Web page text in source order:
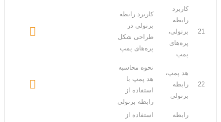
21
کاربرد
رابطه
برنولی،
پره‌های
پمپ
کاربرد رابطه
برنولی در
طراحی شکل
پره‌های پمپ

22
هد پمپ،
رابطه
برنولی
نحوه محاسبه
هد پمپ با
استفاده از
رابطه برنولی

رابطه
استفاده از